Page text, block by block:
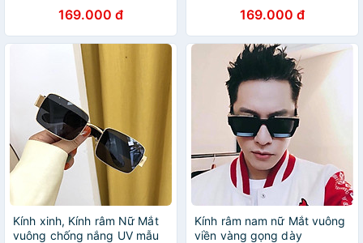
169.000 đ 169.000 đ
Kính xinh, Kính râm Nữ Mắt
vuông chống nắng UV mẫu
Kính râm nam nữ Mắt vuông
viền vàng gọng dày